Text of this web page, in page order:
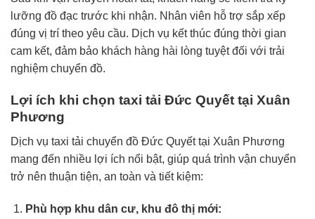
lưỡng đồ đạc trước khi nhận. Nhân viên hỗ trợ sắp xếp
đúng vị trí theo yêu cầu. Dịch vụ kết thúc đúng thời gian
cam kết, đảm bảo khách hàng hài lòng tuyệt đối với trải
nghiệm chuyển đồ.
Lợi ích khi chọn taxi tải Đức Quyết tại Xuân
Phương
Dịch vụ taxi tải chuyển đồ Đức Quyết tại Xuân Phương
mang đến nhiều lợi ích nổi bật, giúp quá trình vận chuyển
trở nên thuận tiện, an toàn và tiết kiệm:
Phù hợp khu dân cư, khu đô thị mới: